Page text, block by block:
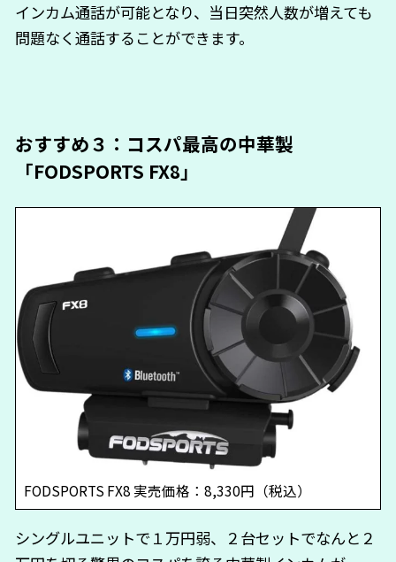
インカム通話が可能となり、当日突然人数が増えても
問題なく通話することができます。
おすすめ３：コスパ最高の中華製
「FODSPORTS FX8」
FODSPORTS FX8 実売価格：8,330円（税込）
シングルユニットで１万円弱、２台セットでなんと２